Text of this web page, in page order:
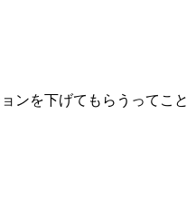
ンを下げてもらうってこと